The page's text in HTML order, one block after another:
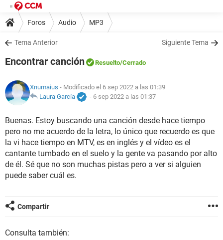
Foros Audio MP3
Tema Anterior Siguiente Tema
Encontrar canción Resuelto/Cerrado
Xnumaius - Modificado el 6 sep 2022 a las 01:39
Laura García
- 6 sep 2022 a las 01:37
Buenas. Estoy buscando una canción desde hace tiempo
pero no me acuerdo de la letra, lo único que recuerdo es que
la vi hace tiempo en MTV, es en inglés y el vídeo es el
cantante tumbado en el suelo y la gente va pasando por alto
de él. Sé que no son muchas pistas pero a ver si alguien
puede saber cuál es.
Compartir
Consulta también: